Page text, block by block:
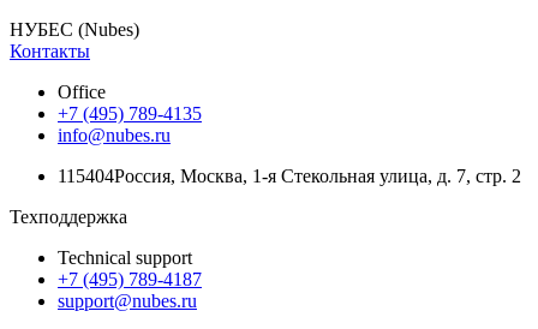
НУБЕС (Nubes)
Контакты
Office
+7 (495) 789-4135
info@nubes.ru
115404Россия, Москва, 1-я Стекольная улица, д. 7, стр. 2
Техподдержка
Technical support
+7 (495) 789-4187
support@nubes.ru